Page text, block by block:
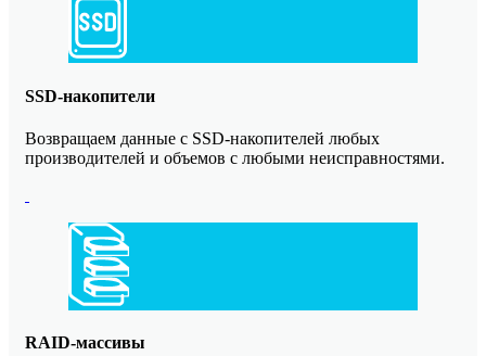
SSD-накопители
Возвращаем данные с SSD-накопителей любых
производителей и объемов с любыми неисправностями.
RAID-массивы